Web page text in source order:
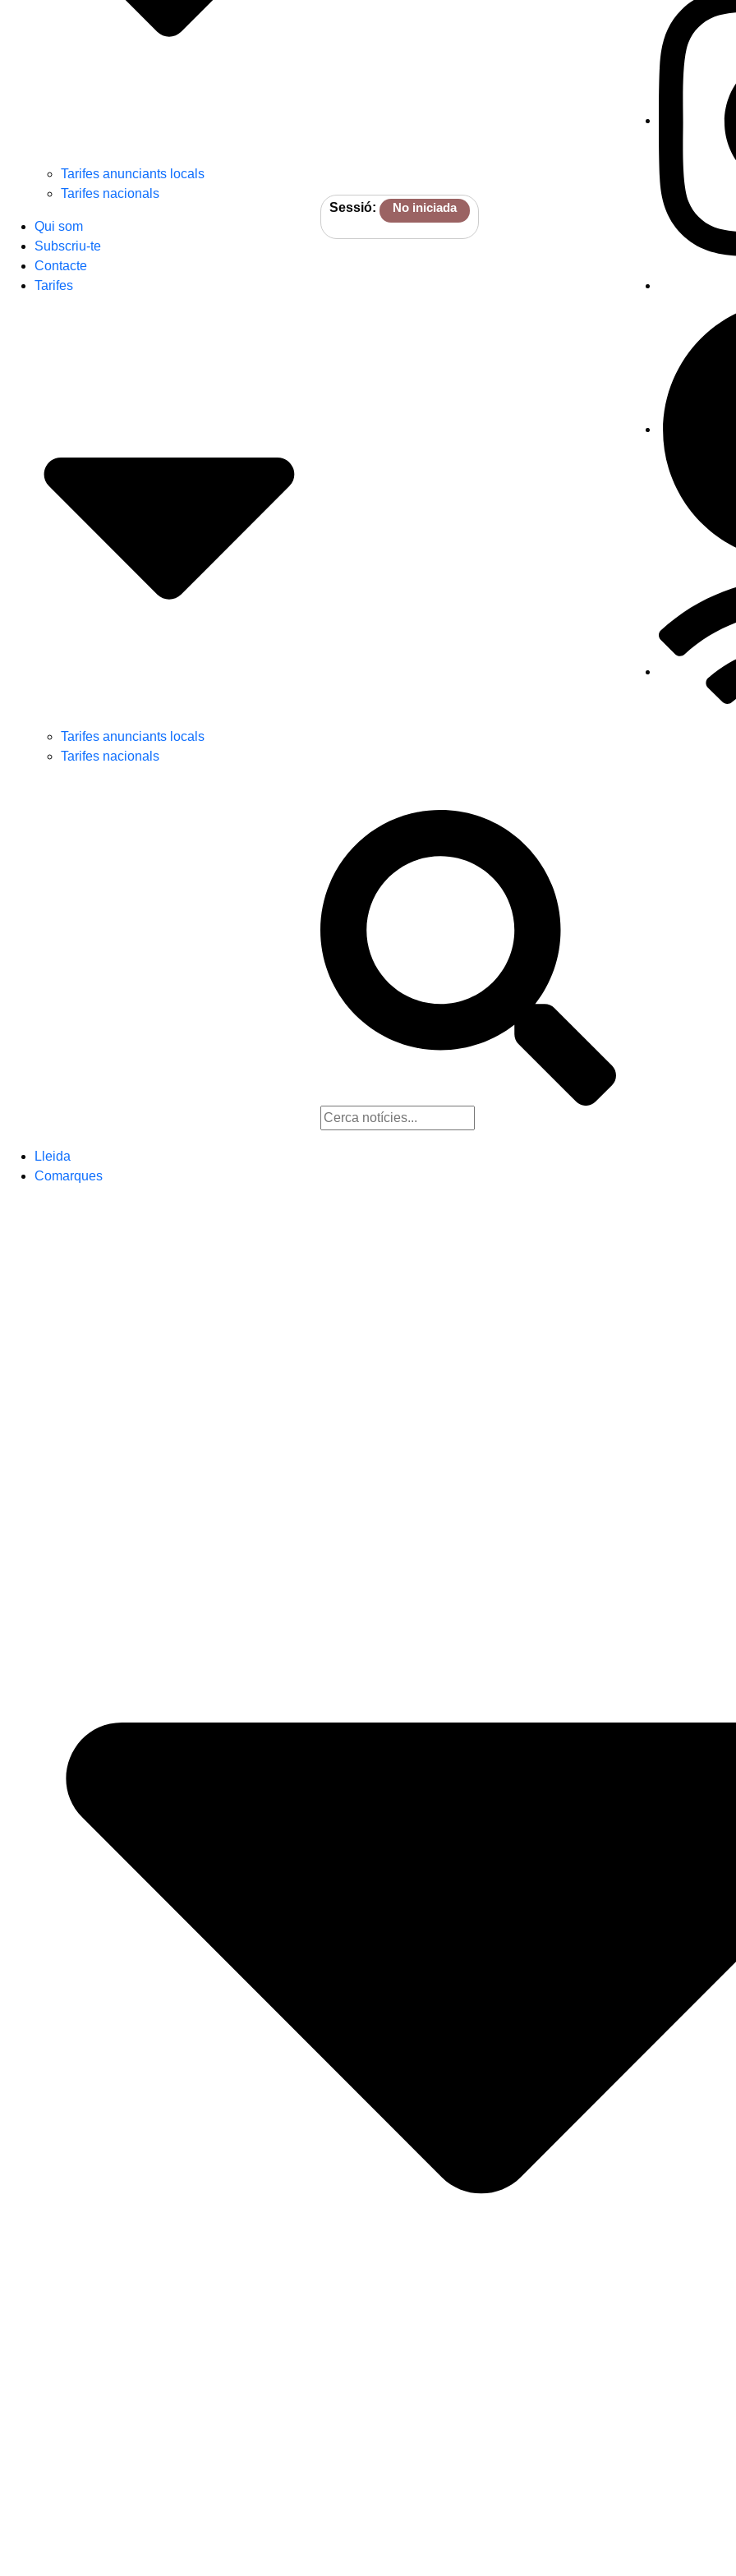
Tarifes anunciants locals
Tarifes nacionals
Qui som
Subscriu-te
Contacte
Tarifes
Tarifes anunciants locals
Tarifes nacionals
Sessió: No iniciada
Lleida
Comarques